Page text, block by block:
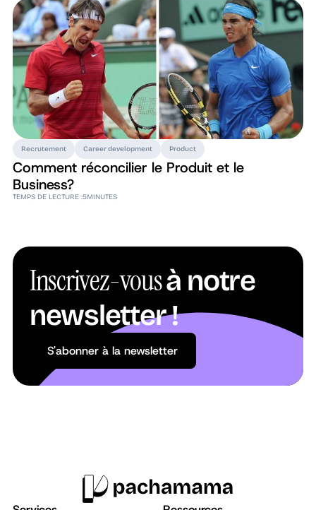
Recrutement Career development Product
Comment réconcilier le Produit et le
Business?
TEMPS DE LECTURE :5MINUTES
Inscrivez-vousà notre
newsletter !
S'abonner à la newsletter
S'abonner à la newsletter